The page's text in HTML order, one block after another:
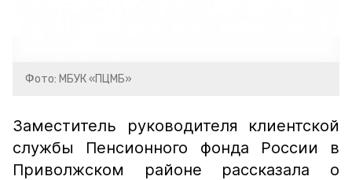
Фото: МБУК «ПЦМБ»
Заместитель руководителя клиентской
службы Пенсионного фонда России в
Приволжском районе рассказала о